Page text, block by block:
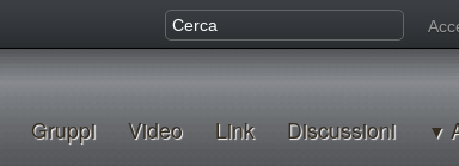
Gruppi Video Link Discussioni